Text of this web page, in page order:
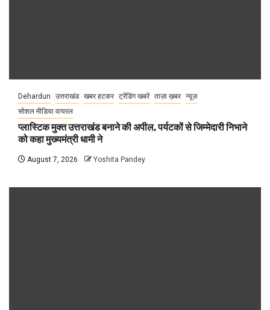
Dehardun उत्तराखंड खबर हटकर ट्रेंडिंग खबरें ताज़ा ख़बर न्यूज़
सोशल मीडिया वायरल
प्लास्टिक मुक्त उत्तराखंड बनाने की अपील, पर्यटकों से जिम्मेदारी निभाने
को कहा मुख्यमंत्री धामी ने
August 7, 2026 Yoshita Pandey